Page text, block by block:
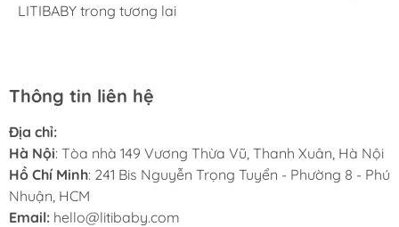
hàng phong phú, tha hồ lựa chọn. Nhân viên chuyên
LITIBABY trong tương lai
luôn. Tuyệt vời LITIBABY ơi
size đại, bé nhà mình hơn 50kg mua ở ngoài rất khó
Thông tin liên hệ
Địa chỉ:
Hà Nội: Tòa nhà 149 Vương Thừa Vũ, Thanh Xuân, Hà Nội
Hồ Chí Minh: 241 Bis Nguyễn Trọng Tuyển - Phường 8 - Phú
Nhuận, HCM
Email: hello@litibaby.com